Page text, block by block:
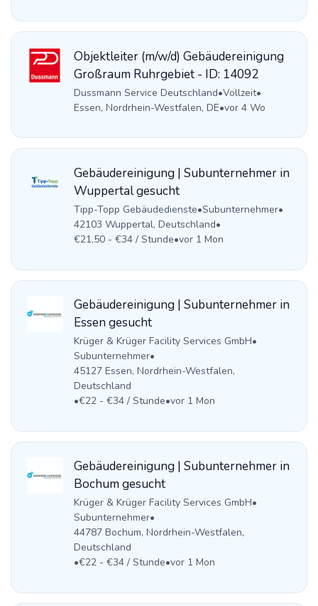
Objektleiter (m/w/d) Gebäudereinigung
Großraum Ruhrgebiet - ID: 14092
Dussmann Service Deutschland•Vollzeit•
Essen, Nordrhein-Westfalen, DE•vor 4 Wo
Gebäudereinigung | Subunternehmer in
Wuppertal gesucht
Tipp-Topp Gebäudedienste•Subunternehmer•
42103 Wuppertal, Deutschland•
€21,50 - €34 / Stunde•vor 1 Mon
Gebäudereinigung | Subunternehmer in
Essen gesucht
Krüger & Krüger Facility Services GmbH•
Subunternehmer•
45127 Essen, Nordrhein-Westfalen,
Deutschland
•€22 - €34 / Stunde•vor 1 Mon
Gebäudereinigung | Subunternehmer in
Bochum gesucht
Krüger & Krüger Facility Services GmbH•
Subunternehmer•
44787 Bochum, Nordrhein-Westfalen,
Deutschland
•€22 - €34 / Stunde•vor 1 Mon